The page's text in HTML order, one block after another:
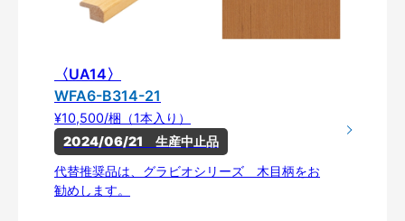
〈UA14〉
WFA6-B314-21
¥10,500/梱（1本入り）
2024/06/21　生産中止品
代替推奨品は、グラビオシリーズ 木目柄をお
勧めします。